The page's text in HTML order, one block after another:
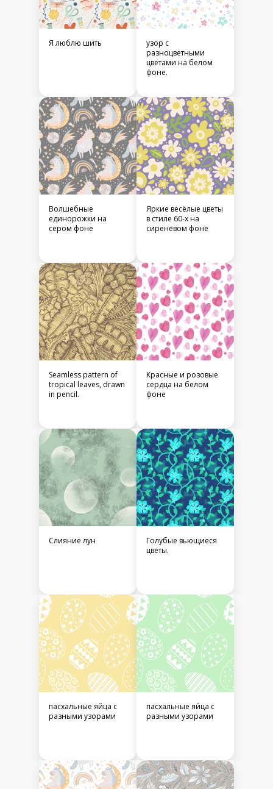
Я люблю шить
узор с
разноцветными
цветами на белом
фоне.
Волшебные
единорожки на
сером фоне
Яркие весёлые цветы
в стиле 60-х на
сиреневом фоне
Seamless pattern of
tropical leaves, drawn
in pencil.
Красные и розовые
сердца на белом
фоне
Слияние лун
Голубые вьющиеся
цветы.
пасхальные яйца с
разными узорами
пасхальные яйца с
разными узорами